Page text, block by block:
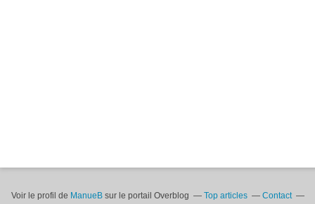
Voir le profil de ManueBsur le portail Overblog Top articles
Contact